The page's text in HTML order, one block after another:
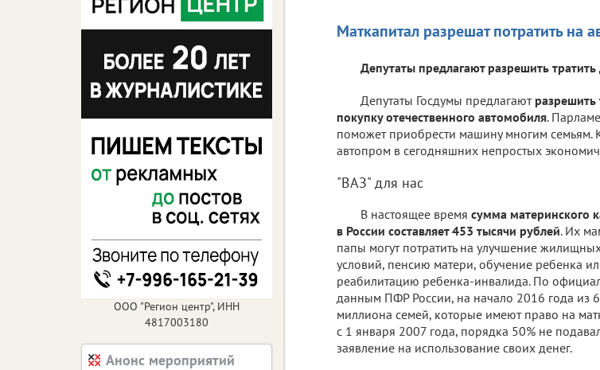
Маткапитал разрешат потратить на
Депутаты предлагают разрешить
Депутаты Госдумы предлагают разрешить
покупку отечественного автомобиля.
поможет приобрести машину многим семьям.
автопром в сегодняшних непростых
"ВАЗ" для нас
В настоящее время сумма материнского
в России составляет 453 тысячи рублей. Их
папы могут потратить на улучшение
условий, пенсию матери, обучение ребенка
реабилитацию ребенка-инвалида. По
данным ПФР России, на начало 2016 года из
миллиона семей, которые имеют право на
с 1 января 2007 года, порядка 50% не
заявление на использование своих денег.
ООО "Регион центр", ИНН
4817003180
Анонс мероприятий